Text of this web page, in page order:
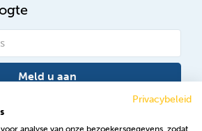
Meld u aan
Privacybeleid
analyse van onze bezoekersgegevens, zodat